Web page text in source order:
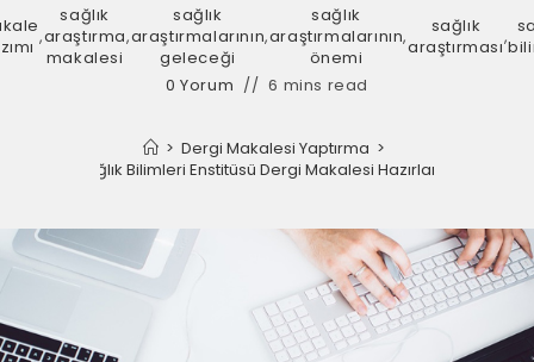
,
sağlık
araştırma
makalesi
,
sağlık
araştırmalarının
geleceği
,
sağlık
araştırmalarının
önemi
,
sağlık
araştırması,
0 Yorum
6 mins read
> Dergi Makalesi Yaptırma >
Sağlık Bilimleri Enstitüsü Dergi Makalesi Hazırlama